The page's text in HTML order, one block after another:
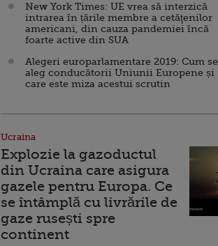
New York Times: UE vrea să interzică
intrarea în țările membre a cetăţenilor
americani, din cauza pandemiei încă
foarte active din SUA
Alegeri europarlamentare 2019: Cum se
aleg conducătorii Uniunii Europene și
care este miza acestui scrutin
Ucraina
Explozie la gazoductul
din Ucraina care asigura
gazele pentru Europa. Ce
se întâmplă cu livrările de
gaze rusești spre
continent